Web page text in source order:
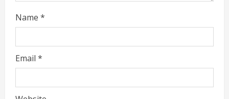
Name *
Email *